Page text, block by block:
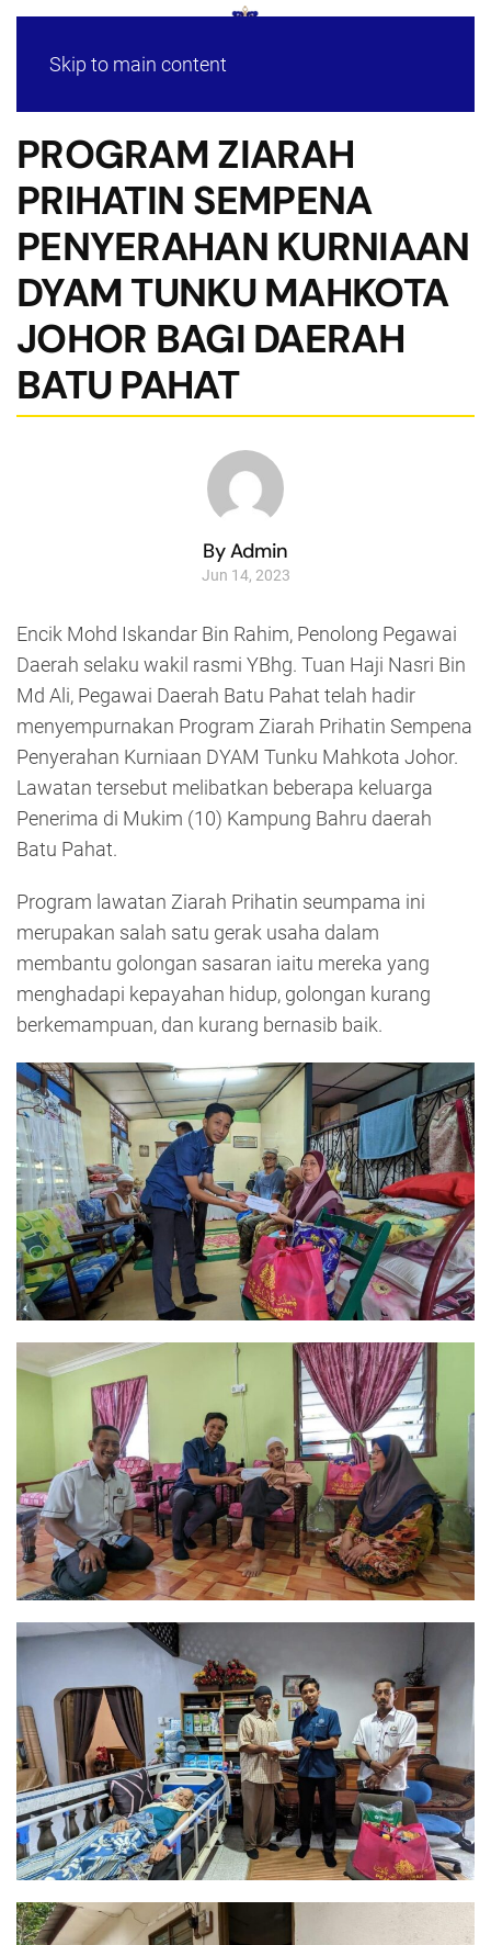
Skip to main content
PROGRAM ZIARAH
PRIHATIN SEMPENA
PENYERAHAN KURNIAAN
DYAM TUNKU MAHKOTA
JOHOR BAGI DAERAH
BATU PAHAT
By Admin
Jun 14, 2023
Encik Mohd Iskandar Bin Rahim, Penolong Pegawai
Daerah selaku wakil rasmi YBhg. Tuan Haji Nasri Bin
Md Ali, Pegawai Daerah Batu Pahat telah hadir
menyempurnakan Program Ziarah Prihatin Sempena
Penyerahan Kurniaan DYAM Tunku Mahkota Johor.
Lawatan tersebut melibatkan beberapa keluarga
Penerima di Mukim (10) Kampung Bahru daerah
Batu Pahat.
Program lawatan Ziarah Prihatin seumpama ini
merupakan salah satu gerak usaha dalam
membantu golongan sasaran iaitu mereka yang
menghadapi kepayahan hidup, golongan kurang
berkemampuan, dan kurang bernasib baik.